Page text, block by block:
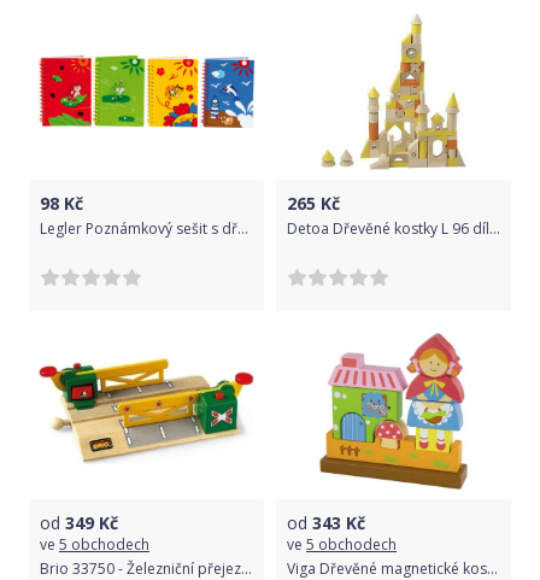
98 Kč
Legler Poznámkový sešit s dřevěným obalem 1ks Varianta: Červená
265 Kč
Detoa Dřevěné kostky L 96 dílků poškozený obal
od 349 Kč
ve 5 obchodech
Brio 33750 - Železniční přejezd magnetický
od 343 Kč
ve 5 obchodech
Viga Dřevěné magnetické kostky Červená karkulka